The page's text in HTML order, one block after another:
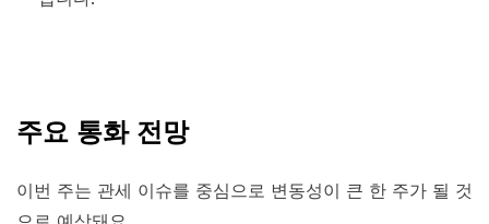
주요 통화 전망
이번 주는 관세 이슈를 중심으로 변동성이 큰 한 주가 될 것